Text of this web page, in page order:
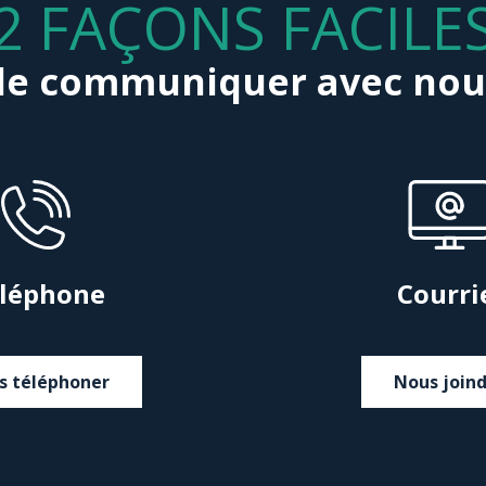
FAÇONS
communiquer avec
téléphoner Nous